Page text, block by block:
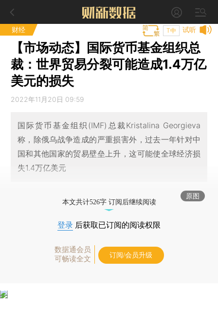
财经 试听
T中
【市场动态】国际货币基金组织总
裁：世界贸易分裂可能造成1.4万亿
美元的损失
2022年11月20日 09:59
国际货币基金组织(IMF)总裁Kristalina Georgieva
称，除俄乌战争造成的严重损害外，过去一年针对中
国和其他国家的贸易壁垒上升，这可能使全球经济损
失1.4万亿美元
原图
本文共计526字 订阅后继续阅读
登录 后获取已订阅的阅读权限
数据通会员
可畅读全文
订阅/会员升级